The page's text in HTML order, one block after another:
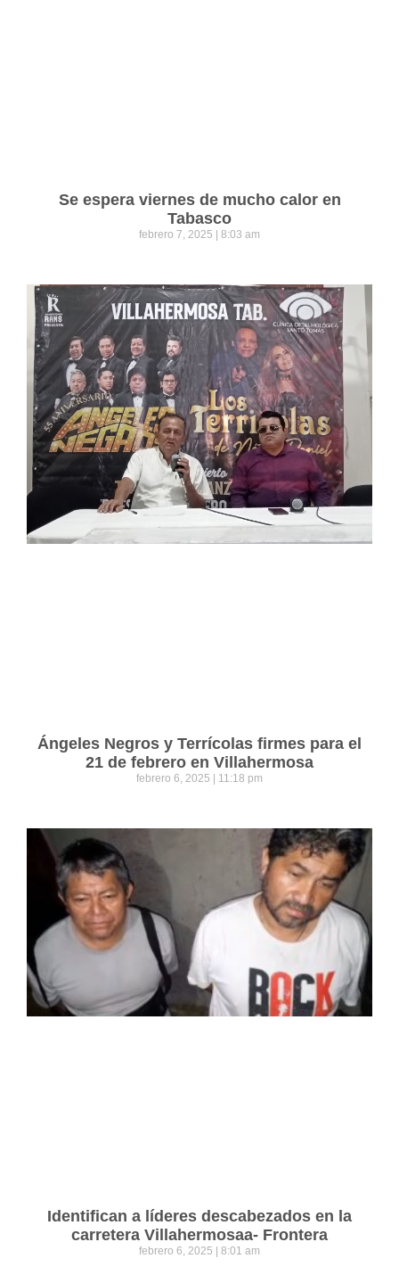
Se espera viernes de mucho calor en
Tabasco
febrero 7, 2025 8:03 am
Ángeles Negros y Terrícolas firmes para el
21 de febrero en Villahermosa
febrero 6, 2025 11:18 pm
Identifican a líderes descabezados en la
carretera Villahermosaa- Frontera
febrero 6, 2025 8:01 am